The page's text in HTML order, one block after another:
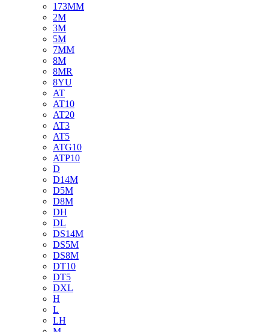
173MM
2M
3M
5M
7MM
8M
8MR
8YU
AT
AT10
AT20
AT3
AT5
ATG10
ATP10
D
D14M
D5M
D8M
DH
DL
DS14M
DS5M
DS8M
DT10
DT5
DXL
H
L
LH